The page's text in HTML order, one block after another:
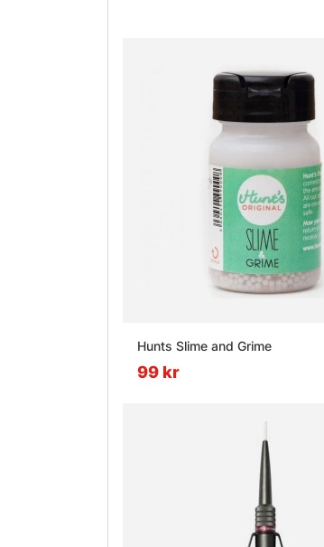
Hunts Slime and Grime
99 kr